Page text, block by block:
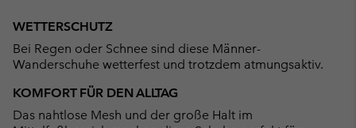
WETTERSCHUTZ
Bei Regen oder Schnee sind diese Männer-
Wanderschuhe wetterfest und trotzdem atmungsaktiv.
KOMFORT FÜR DEN ALLTAG
Das nahtlose Mesh und der große Halt im